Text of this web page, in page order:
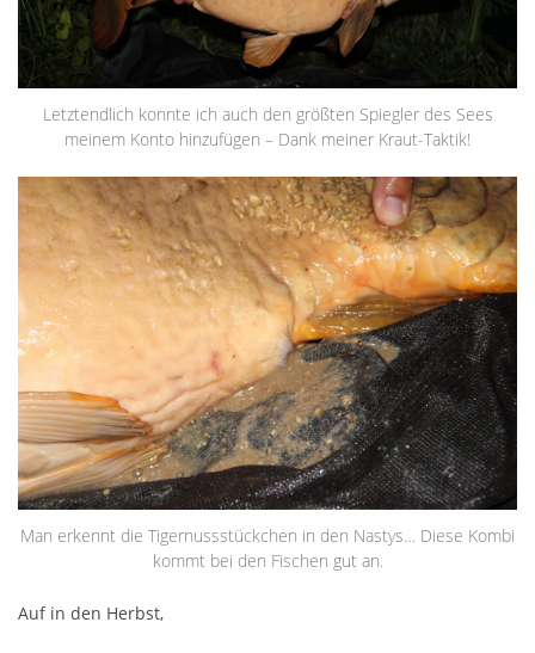
Letztendlich konnte ich auch den größten Spiegler des Sees
meinem Konto hinzufügen – Dank meiner Kraut-Taktik!
Man erkennt die Tigernussstückchen in den Nastys… Diese Kombi
kommt bei den Fischen gut an.
Auf in den Herbst,